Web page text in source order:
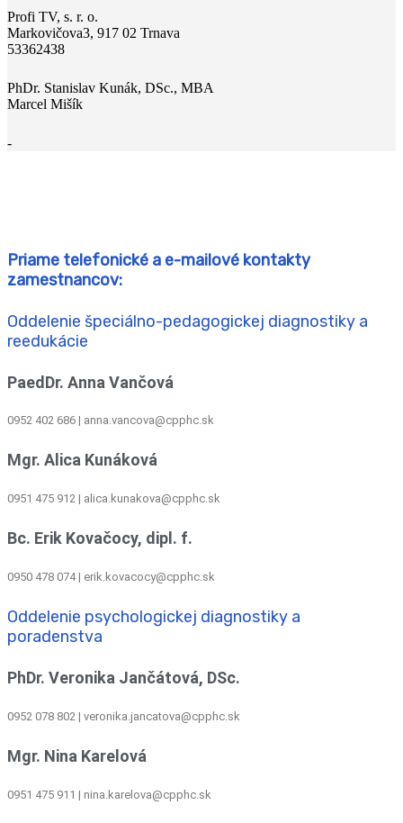
Profi TV, s. r. o.
Markovičova3, 917 02 Trnava
53362438
PhDr. Stanislav Kunák, DSc., MBA
Marcel Mišík
-
Priame telefonické a e-mailové kontakty
zamestnancov:
Oddelenie špeciálno-pedagogickej diagnostiky a
reedukácie
PaedDr. Anna Vančová
0952 402 686 | anna.vancova@cpphc.sk
Mgr. Alica Kunáková
0951 475 912 | alica.kunakova@cpphc.sk
Bc. Erik Kovačocy, dipl. f.
0950 478 074 | erik.kovacocy@cpphc.sk
Oddelenie psychologickej diagnostiky a
poradenstva
PhDr. Veronika Jančátová, DSc.
0952 078 802 | veronika.jancatova@cpphc.sk
Mgr. Nina Karelová
0951 475 911 | nina.karelova@cpphc.sk